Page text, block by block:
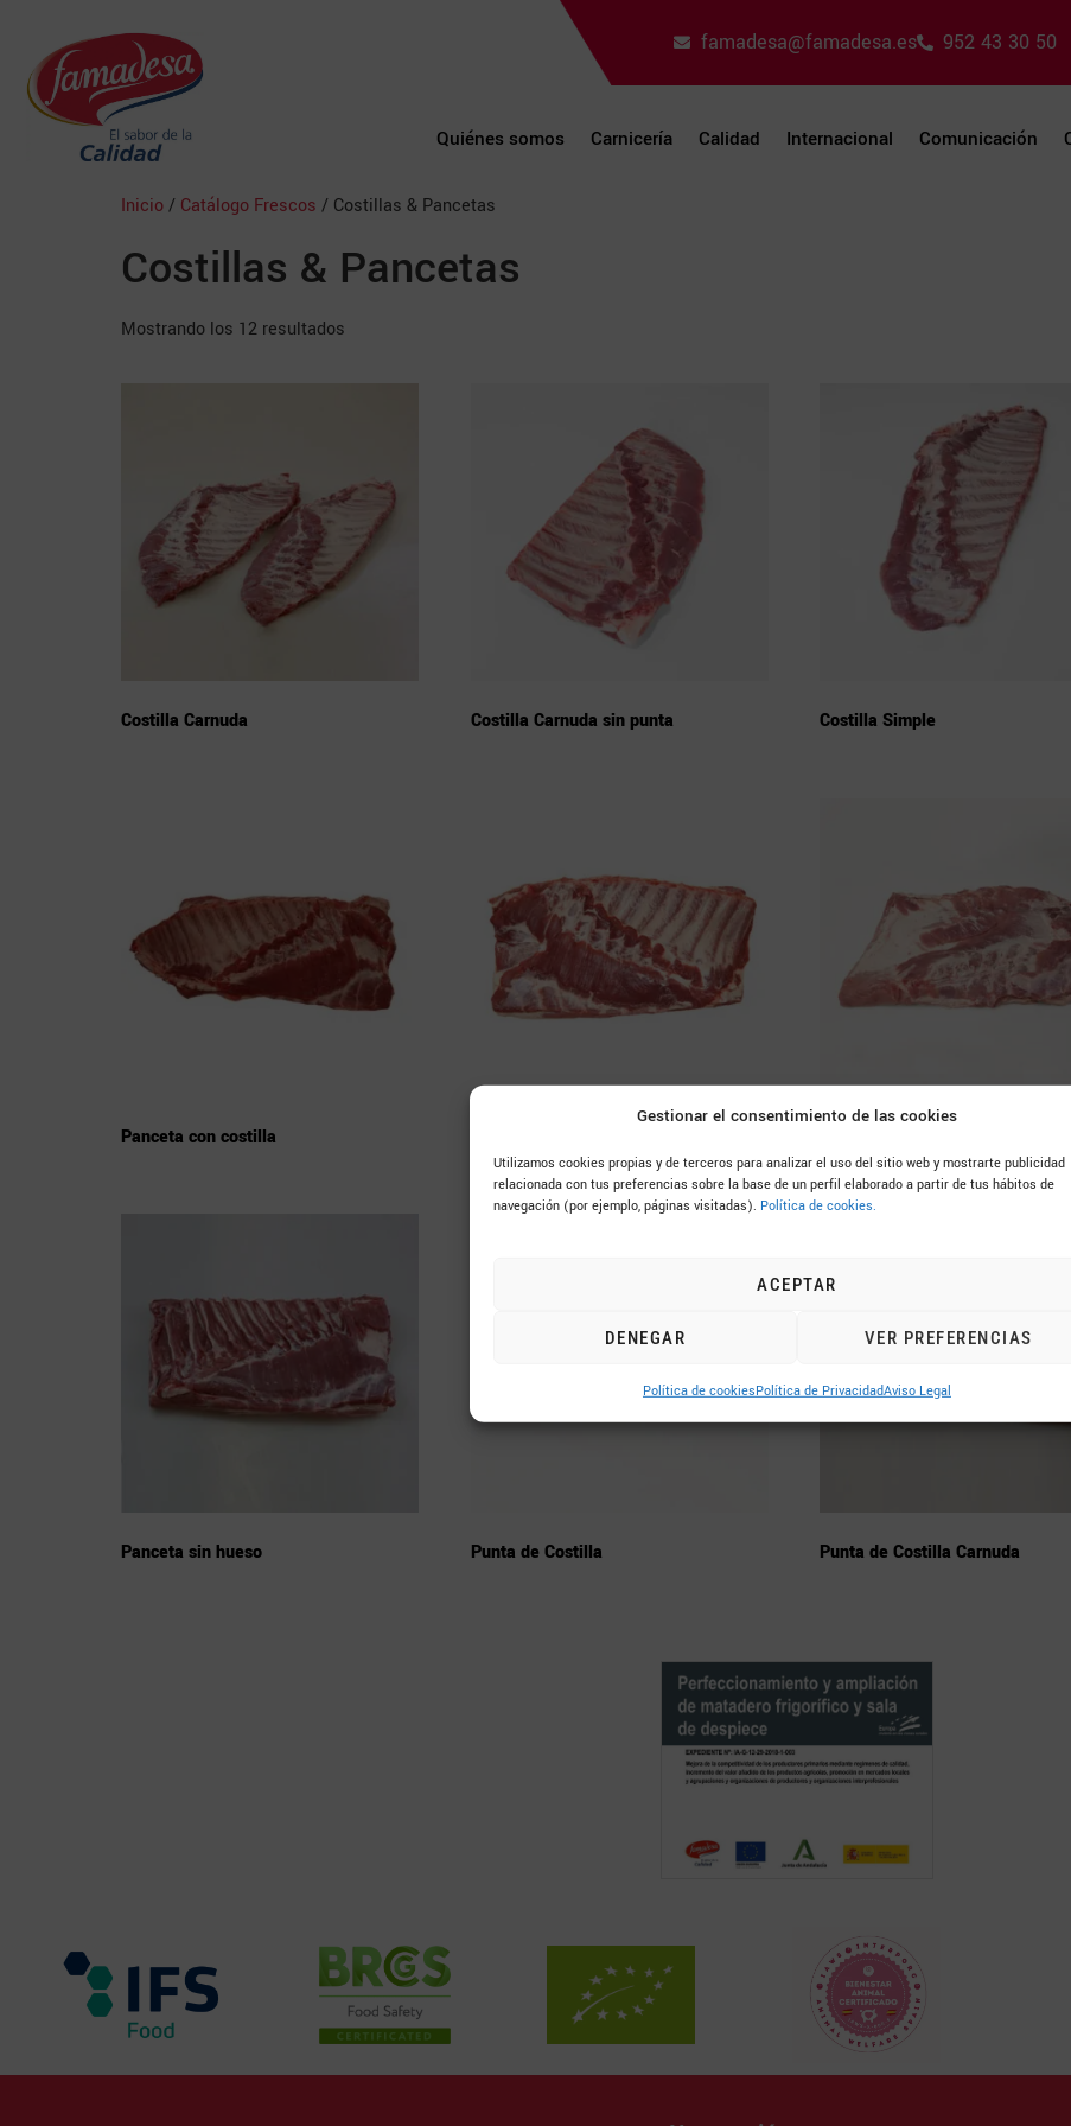
Gestionar el consentimiento de las cookies
Utilizamos cookies propias y de terceros para analizar el uso del sitio web y mostrarte publicidad
relacionada con tus preferencias sobre la base de un perfil elaborado a partir de tus hábitos de
navegación (por ejemplo, páginas visitadas). Política de cookies.
ACEPTAR
DENEGAR VER PREFERENCIAS
Política de cookiesPolítica de PrivacidadAviso Legal
famadesa@famadesa.es 952 43 30 50
Quiénes somos Carnicería Calidad Internacional Comunicación
Inicio/ Catálogo Frescos / Costillas & Pancetas
Costillas & Pancetas
Mostrando los 12 resultados
Costilla Carnuda Costilla Carnuda sin punta Costilla Simple
Panceta con costilla
Panceta sin hueso Punta de Costilla Punta de Costilla Carnuda